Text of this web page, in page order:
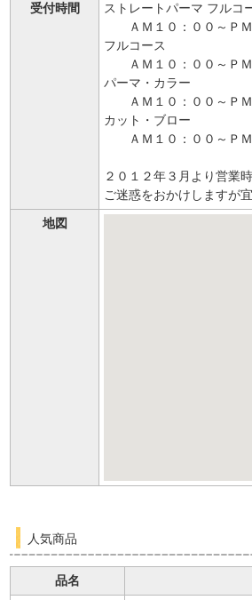
受付時間
ストレートパーマ フルコ
ＡＭ１０：００～ＰＭ
フルコース
ＡＭ１０：００～ＰＭ
パーマ・カラー
ＡＭ１０：００～ＰＭ
カット・ブロー
ＡＭ１０：００～ＰＭ
２０１２年３月より営業
ご迷惑をおかけしますが
地図
人気商品
品名